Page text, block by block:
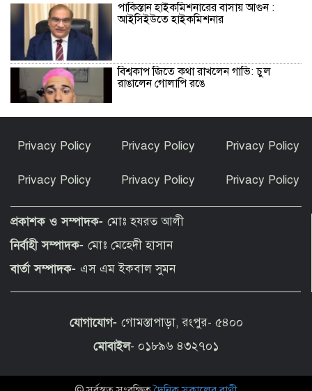
পাকিস্তান হাইকমিশনারের বাসায় আগুন :
আইসিইউতে হাইকমিশনার
বিশ্বকাপ জিতে কথা রাখলেন গাভি: চুল
রাঙালেন গোলাপি রঙে
পীরগাছায় বাংলাদেশ বুলেটিনের ৯ম বর্ষপূর্তি
উদযাপন
ফুলছড়িতে গাঁজাসহ ৩ জনের কারাদণ্ড
Privacy Policy Privacy Policy Privacy Policy
Privacy Policy Privacy Policy Privacy Policy
প্রকাশক ও সম্পাদক- মোঃ হযরত আলী
নির্বাহী সম্পাদক- মোঃ মেহেদী হাসান
বার্তা সম্পাদক- এস এম ইকবাল সুমন
যোগাযোগ- গোমস্তাপাড়া, রংপুর- ৫৪০০
মোবাইল- ০১৮৯৬ ৪৩২৭০১